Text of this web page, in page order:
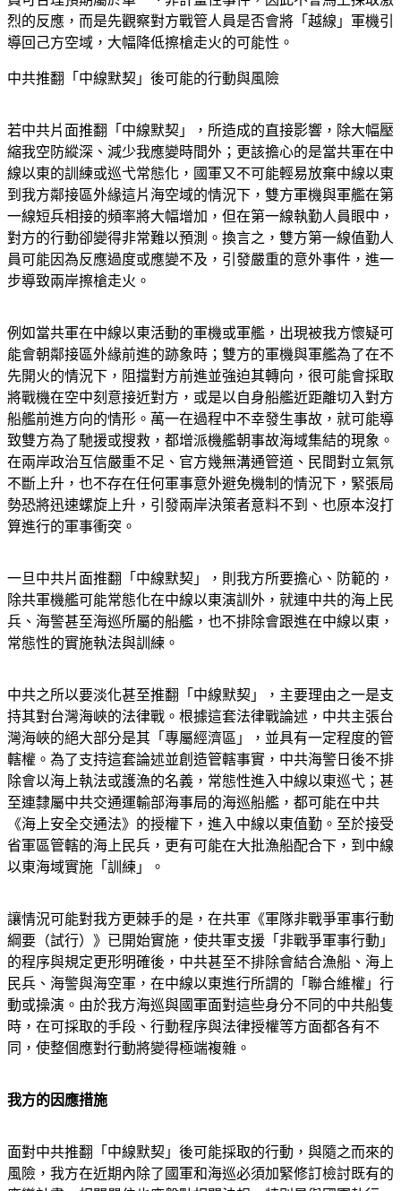
烈的反應，而是先觀察對方戰管人員是否會將「越線」軍機引
導回己方空域，大幅降低擦槍走火的可能性。
中共推翻「中線默契」後可能的行動與風險
若中共片面推翻「中線默契」，所造成的直接影響，除大幅壓
縮我空防縱深、減少我應變時間外；更該擔心的是當共軍在中
線以東的訓練或巡弋常態化，國軍又不可能輕易放棄中線以東
到我方鄰接區外緣這片海空域的情況下，雙方軍機與軍艦在第
一線短兵相接的頻率將大幅增加，但在第一線執勤人員眼中，
對方的行動卻變得非常難以預測。換言之，雙方第一線值勤人
員可能因為反應過度或應變不及，引發嚴重的意外事件，進一
步導致兩岸擦槍走火。
例如當共軍在中線以東活動的軍機或軍艦，出現被我方懷疑可
能會朝鄰接區外緣前進的跡象時；雙方的軍機與軍艦為了在不
先開火的情況下，阻擋對方前進並強迫其轉向，很可能會採取
將戰機在空中刻意接近對方，或是以自身船艦近距離切入對方
船艦前進方向的情形。萬一在過程中不幸發生事故，就可能導
致雙方為了馳援或搜救，都增派機艦朝事故海域集結的現象。
在兩岸政治互信嚴重不足、官方幾無溝通管道、民間對立氣氛
不斷上升，也不存在任何軍事意外避免機制的情況下，緊張局
勢恐將迅速螺旋上升，引發兩岸決策者意料不到、也原本沒打
算進行的軍事衝突。
一旦中共片面推翻「中線默契」，則我方所要擔心、防範的，
除共軍機艦可能常態化在中線以東演訓外，就連中共的海上民
兵、海警甚至海巡所屬的船艦，也不排除會跟進在中線以東，
常態性的實施執法與訓練。
中共之所以要淡化甚至推翻「中線默契」，主要理由之一是支
持其對台灣海峽的法律戰。根據這套法律戰論述，中共主張台
灣海峽的絕大部分是其「專屬經濟區」，並具有一定程度的管
轄權。為了支持這套論述並創造管轄事實，中共海警日後不排
除會以海上執法或護漁的名義，常態性進入中線以東巡弋；甚
至連隸屬中共交通運輸部海事局的海巡船艦，都可能在中共
《海上安全交通法》的授權下，進入中線以東值勤。至於接受
省軍區管轄的海上民兵，更有可能在大批漁船配合下，到中線
以東海域實施「訓練」。
讓情況可能對我方更棘手的是，在共軍《軍隊非戰爭軍事行動
綱要（試行）》已開始實施，使共軍支援「非戰爭軍事行動」
的程序與規定更形明確後，中共甚至不排除會結合漁船、海上
民兵、海警與海空軍，在中線以東進行所謂的「聯合維權」行
動或操演。由於我方海巡與國軍面對這些身分不同的中共船隻
時，在可採取的手段、行動程序與法律授權等方面都各有不
同，使整個應對行動將變得極端複雜。
我方的因應措施
面對中共推翻「中線默契」後可能採取的行動，與隨之而來的
風險，我方在近期內除了國軍和海巡必須加緊修訂檢討既有的